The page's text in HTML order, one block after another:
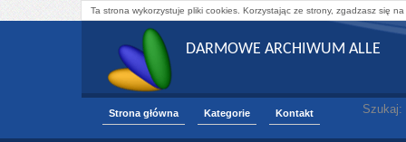
Ta strona wykorzystuje pliki cookies. Korzystając ze strony, zgadzasz się
DARMOWE ARCHIWUM ALLE
Strona główna Kategorie Kontakt Szukaj: